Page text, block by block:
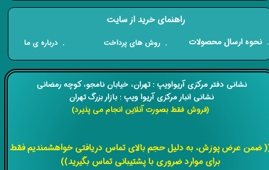
​​نشانی دفتر مرکزی آریواویپ : تهران، خیابان نامجو،کوچه رمضانی
نشانی انبار مرکزی آریوا ویپ : بازار بزرگ تهران
(فروش فقط بصورت آنلاین انجام می پذیرد)
ضمن عرض پوزش، به دلیل حجم بالای تماس دریافتی خواهشمندیم فقط
برای موارد ضروری با پشتیبانی تماس بگیرید))
راهنمای خرید از سایت
​. نحوه ارسال محصولات . روش های پرداخت . درباره ی ما